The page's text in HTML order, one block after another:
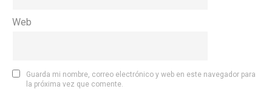
Web
Guarda mi nombre, correo electrónico y web en este navegador para
la próxima vez que comente.